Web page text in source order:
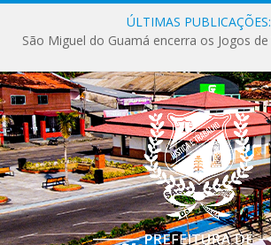
ÚLTIMAS PUBLICAÇÕES: